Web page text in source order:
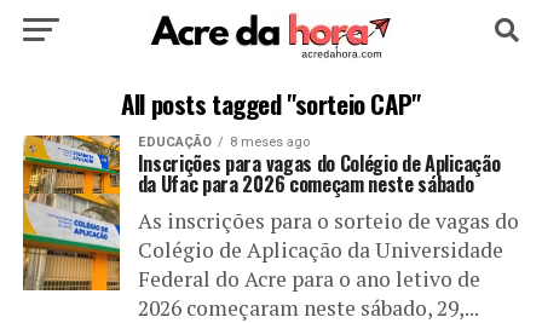
HOME POLÍTICA CULTURA ESPORTE
EDUCAÇÃO NOTÍCIA MUNDO
All posts tagged "sorteio CAP"
EDUCAÇÃO 8 meses ago
Inscrições para vagas do Colégio de Aplicação
da Ufac para 2026 começam neste sábado
As inscrições para o sorteio de vagas do
Colégio de Aplicação da Universidade
Federal do Acre para o ano letivo de
2026 começaram neste sábado, 29,...